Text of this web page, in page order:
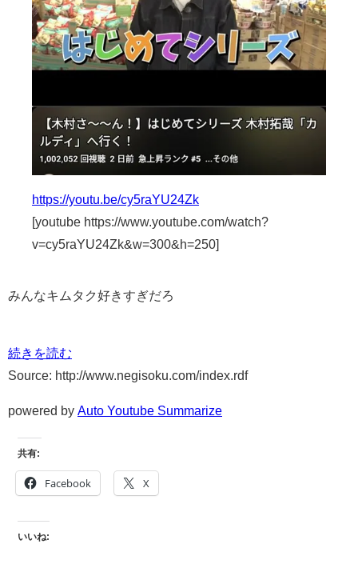
https://youtu.be/cy5raYU24Zk
[youtube https://www.youtube.com/watch?
v=cy5raYU24Zk&w=300&h=250]
みんなキムタク好きすぎだろ
続きを読む
Source: http://www.negisoku.com/index.rdf
powered by Auto Youtube Summarize
共有:
Facebook X
いいね: